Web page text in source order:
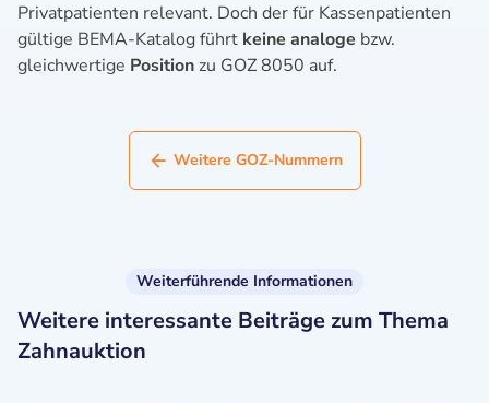
Privatpatienten relevant. Doch der für Kassenpatienten
gültige BEMA-Katalog führt keine analoge bzw.
gleichwertige Position zu GOZ 8050 auf.
Weitere GOZ-Nummern
Weiterführende Informationen
Weitere interessante Beiträge zum Thema
Zahnauktion